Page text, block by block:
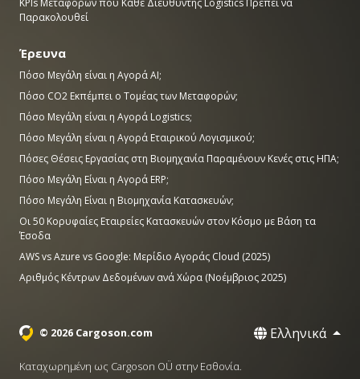
KPIs Μεταφορών που Κάθε Διευθυντής Logistics Πρέπει να
Παρακολουθεί
Έρευνα
Πόσο Μεγάλη είναι η Αγορά AI;
Πόσο CO2 Εκπέμπει ο Τομέας των Μεταφορών;
Πόσο Μεγάλη είναι η Αγορά Logistics;
Πόσο Μεγάλη είναι η Αγορά Εταιρικού Λογισμικού;
Πόσες Θέσεις Εργασίας στη Βιομηχανία Παραμένουν Κενές στις ΗΠΑ;
Πόσο Μεγάλη Είναι η Αγορά ERP;
Πόσο Μεγάλη Είναι η Βιομηχανία Κατασκευών;
Οι 50 Κορυφαίες Εταιρείες Κατασκευών στον Κόσμο με Βάση τα
Έσοδα
AWS vs Azure vs Google: Μερίδιο Αγοράς Cloud (2025)
Αριθμός Κέντρων Δεδομένων ανά Χώρα (Νοέμβριος 2025)
© 2026 Cargoson.com Ελληνικά
Καταχωρημένη ως Cargoson OÜ στην Εσθονία.